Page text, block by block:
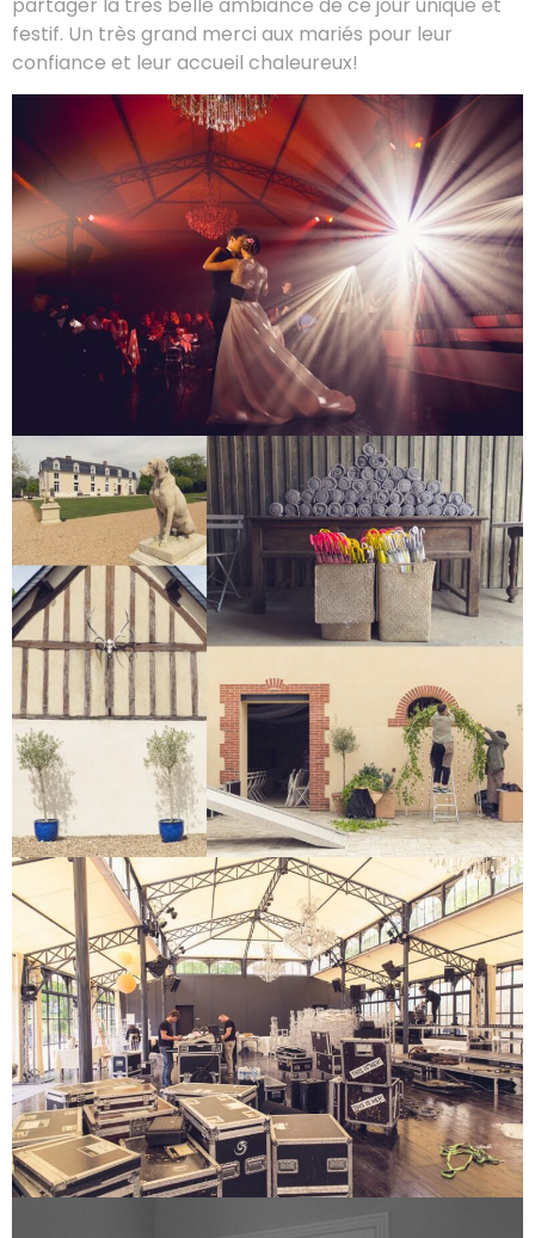
festif. Un très grand merci aux mariés pour leur
confiance et leur accueil chaleureux!